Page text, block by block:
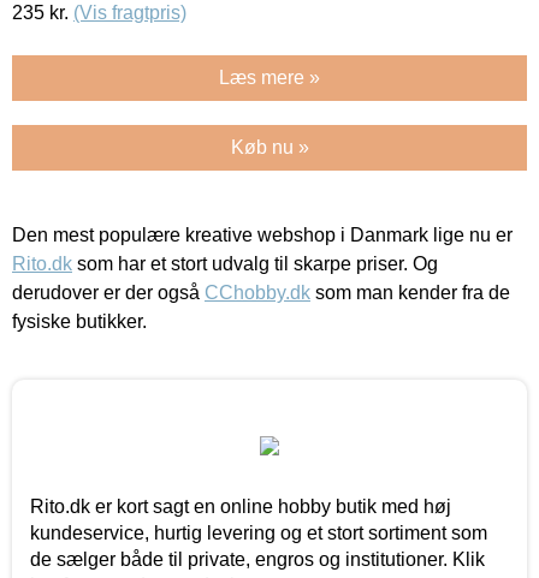
235 kr. (Vis fragtpris)
Læs mere »
Køb nu »
Den mest populære kreative webshop i Danmark lige nu er
Rito.dk som har et stort udvalg til skarpe priser. Og
derudover er der også CChobby.dk som man kender fra de
fysiske butikker.
Rito.dk er kort sagt en online hobby butik med høj
kundeservice, hurtig levering og et stort sortiment som
de sælger både til private, engros og institutioner. Klik